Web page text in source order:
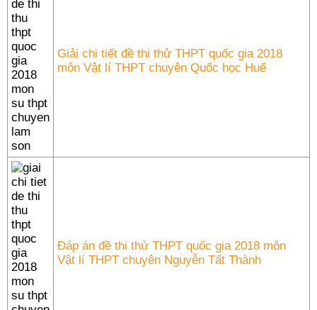
Giải chi tiết đề thi thử THPT quốc gia 2018
môn Vật lí THPT chuyên Quốc học Huế
Đáp án đề thi thử THPT quốc gia 2018 môn
Vật lí THPT chuyên Nguyễn Tất Thành